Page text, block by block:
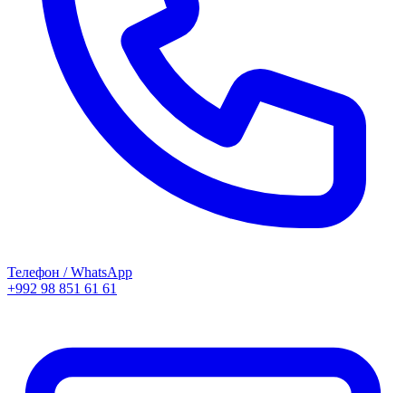
Телефон / WhatsApp
+992 98 851 61 61